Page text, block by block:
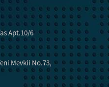
Apt.10/6
Mevkii No.73,